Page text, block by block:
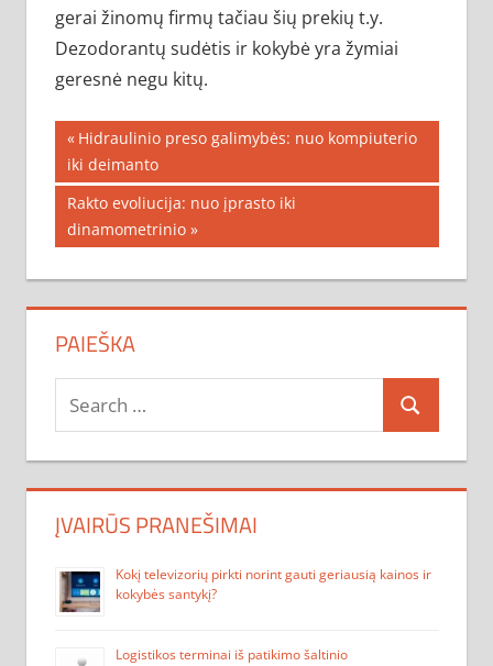
gerai žinomų firmų tačiau šių prekių t.y.
Dezodorantų sudėtis ir kokybė yra žymiai
geresnė negu kitų.
Navigacija
tarp
įrašų
Previous
Post:
Hidraulinio preso galimybės: nuo kompiuterio
iki deimanto
Next
Post:
Rakto evoliucija: nuo įprasto iki
dinamometrinio
PAIEŠKA
Search
for:
Search
ĮVAIRŪS PRANEŠIMAI
Kokį televizorių pirkti norint gauti geriausią kainos ir
kokybės santykį?
Logistikos terminai iš patikimo šaltinio